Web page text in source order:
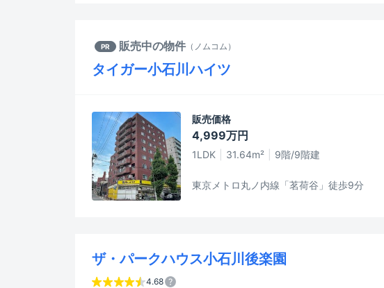
PR 販売中の物件 （ ノムコム ）
タイガー小石川ハイツ
販売価格
4,999万円
1LDK 31.64m² 9階/9階建
東京メトロ丸ノ内線「茗荷谷」徒歩9分
ザ・パークハウス小石川後楽園
4.68